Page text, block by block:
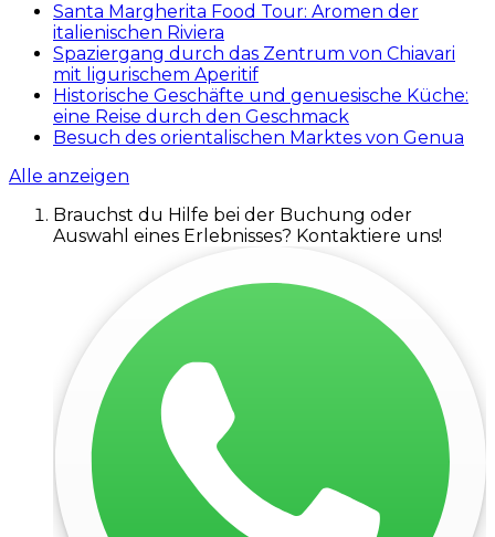
Santa Margherita Food Tour: Aromen der
italienischen Riviera
Spaziergang durch das Zentrum von Chiavari
mit ligurischem Aperitif
Historische Geschäfte und genuesische Küche:
eine Reise durch den Geschmack
Besuch des orientalischen Marktes von Genua
Alle anzeigen
Brauchst du Hilfe bei der Buchung oder
Auswahl eines Erlebnisses? Kontaktiere uns!